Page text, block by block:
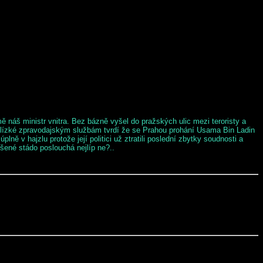
náš ministr vnitra. Bez bázně vyšel do pražských ulic mezi teroristy a
zpravodajským službám tvrdí že se Prahou prohání Usama Bin Ladin
v hajzlu protože její politici už ztratili poslední zbytky soudnosti a
stádo poslouchá nejlíp ne?..